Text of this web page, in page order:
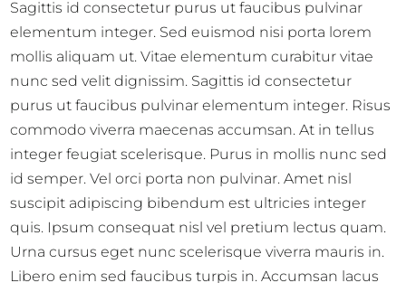
Sagittis id consectetur purus ut faucibus pulvinar
elementum integer. Sed euismod nisi porta lorem
mollis aliquam ut. Vitae elementum curabitur vitae
nunc sed velit dignissim. Sagittis id consectetur
purus ut faucibus pulvinar elementum integer. Risus
commodo viverra maecenas accumsan. At in tellus
integer feugiat scelerisque. Purus in mollis nunc sed
id semper. Vel orci porta non pulvinar. Amet nisl
suscipit adipiscing bibendum est ultricies integer
quis. Ipsum consequat nisl vel pretium lectus quam.
Urna cursus eget nunc scelerisque viverra mauris in.
Libero enim sed faucibus turpis in. Accumsan lacus